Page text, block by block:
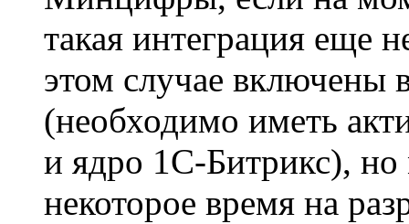
такая интеграция еще
этом случае включены
(необходимо иметь
и ядро 1С-Битрикс), но
некоторое время на